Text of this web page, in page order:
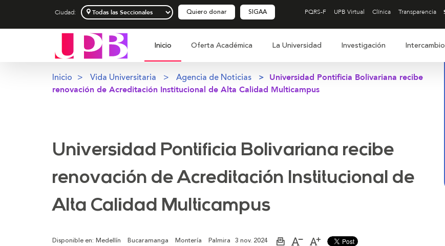
Ciudad: Quiero donar SIGAA PQRS-F UPB Virtual Clínica Transparencia
Inicio Oferta Académica La Universidad Investigación Intercambio
Inicio Vida Universitaria Agencia de Noticias
Universidad Pontificia Bolivariana recibe
renovación de Acreditación Institucional de Alta Calidad Multicampus
Universidad Pontificia Bolivariana recibe
renovación de Acreditación Institucional de
Alta Calidad Multicampus
Disponible en: Medellín Bucaramanga Montería Palmira 3 nov. 2024
ImprimirAumentarDisminuir